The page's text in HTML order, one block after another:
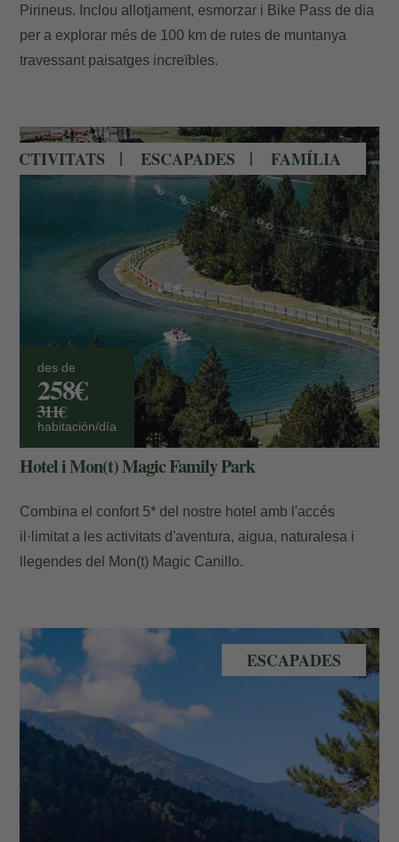
Pirineus. Inclou allotjament, esmorzar i Bike Pass de dia
per a explorar més de 100 km de rutes de muntanya
travessant paisatges increïbles.
ACTIVITATS ESCAPADES FAMÍLIA
des de
258€
311€
habitación/día
Hotel i Mon(t) Magic Family Park
Combina el confort 5* del nostre hotel amb l'accés
il·limitat a les activitats d'aventura, aigua, naturalesa i
llegendes del Mon(t) Magic Canillo.
ESCAPADES